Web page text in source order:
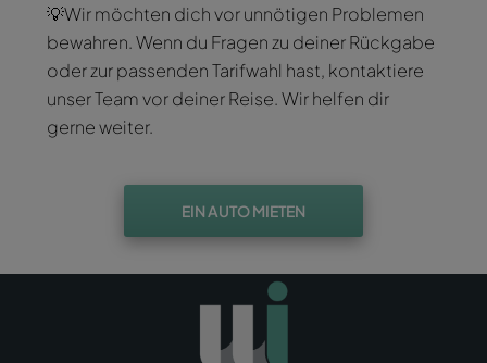
💡Wir möchten dich vor unnötigen Problemen
bewahren. Wenn du Fragen zu deiner Rückgabe
oder zur passenden Tarifwahl hast, kontaktiere
unser Team vor deiner Reise. Wir helfen dir
gerne weiter.
EIN AUTO MIETEN